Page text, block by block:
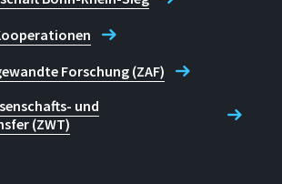
Forschung (ZAF)
und
(ZWT)